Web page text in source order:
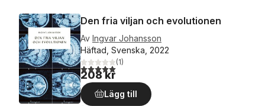
Den fria viljan och evolutionen
Av Ingvar Johansson
Häftad, Svenska, 2022
5,0utav 5 stjärnor. Totalt antal röster:
(1)
208 kr
Lägg till